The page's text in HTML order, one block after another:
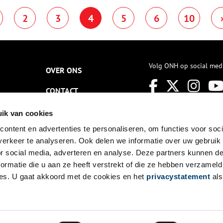
van cookies
en advertenties te personaliseren, om functies voor
te analyseren. Ook delen we informatie over uw gebruik
social media, adverteren en analyse. Deze partners kunnen
die u aan ze heeft verstrekt of die ze hebben
U gaat akkoord met de cookies en het privacystatement
om een beter leven te
bieden aan lagere klassen.
was toch wel de
openstelling van de
2 3 4 5 6 10 ›
OVER ONS
CONTACT
NIEUWSBRIEF
DISCLAIMER
PRIVACY
TOEGANKELIJKHEID
Volg ONH op social